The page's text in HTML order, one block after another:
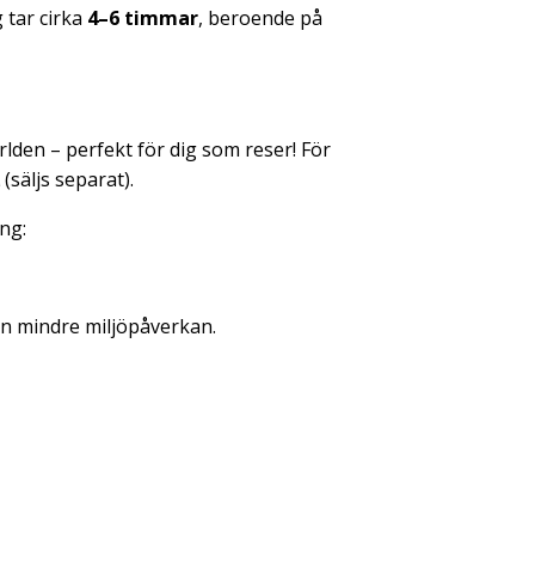
tar cirka 4–6 timmar, beroende på
– perfekt för dig som reser! För
separat).
mindre miljöpåverkan.